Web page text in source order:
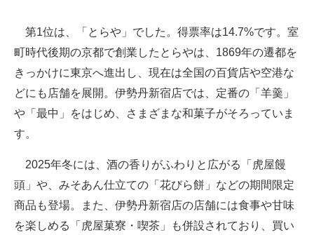
第1位は、「とらや」でした。得票率は14.7%です。室
町時代後期の京都で創業したとらやは、1869年の遷都を
きっかけに東京へ進出し、現在は全国の百貨店や空港な
どにも店舗を展開。伊勢丹新宿店では、定番の「羊羹」
や「最中」をはじめ、さまざまな和菓子がそろっていま
す。
2025年冬には、酒の香りがふわりと広がる「虎屋饅
頭」や、みそあん仕立ての「花びら餅」などの期間限定
商品も登場。また、伊勢丹新宿店の店舗には食事や甘味
を楽しめる「虎屋菓寮・喫茶」も併設されており、買い